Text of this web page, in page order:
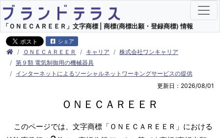
「ＯＮＥＣＡＲＥＥＲ」文字商標 | 商標(商標出願・登録商標) 情報
シェア
ＯＮＥＣＡＲＥＥＲ キャリア
株式会社ワンキャリア
第９類 電気制御用の機械器具
インターネットによるソーシャルネットワーキングサービスの提供
更新日：2026/08/01
ＯＮＥＣＡＲＥＥＲ
このページでは、文字商標「ＯＮＥＣＡＲＥＥＲ」における